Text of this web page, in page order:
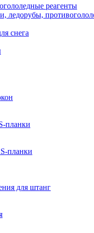
реагенты
ледорубы,
снега
планки
планки
для штанг